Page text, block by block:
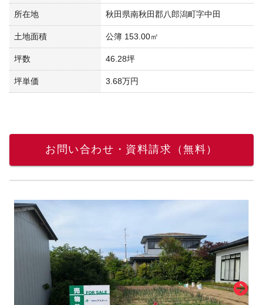
所在地 秋田県南秋田郡八郎潟町字中田
土地面積 公簿 153.00㎡
坪数 46.28坪
坪単価 3.68万円
お問い合わせ・資料請求（無料）